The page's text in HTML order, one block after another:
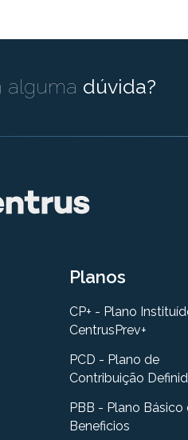
alguma dúvida?
Planos
CP+ - Plano
CentrusPrev+
PCD - Plano de
Contribuição
PBB - Plano Básico
Beneficios